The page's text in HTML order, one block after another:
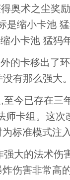
奥术之尘奖
是缩小卡池
小卡池 猛犸
的卡移出了
有那么强大
今已存在三
师卡组。这
标准模式注
强大的法术伤
伤害非常高